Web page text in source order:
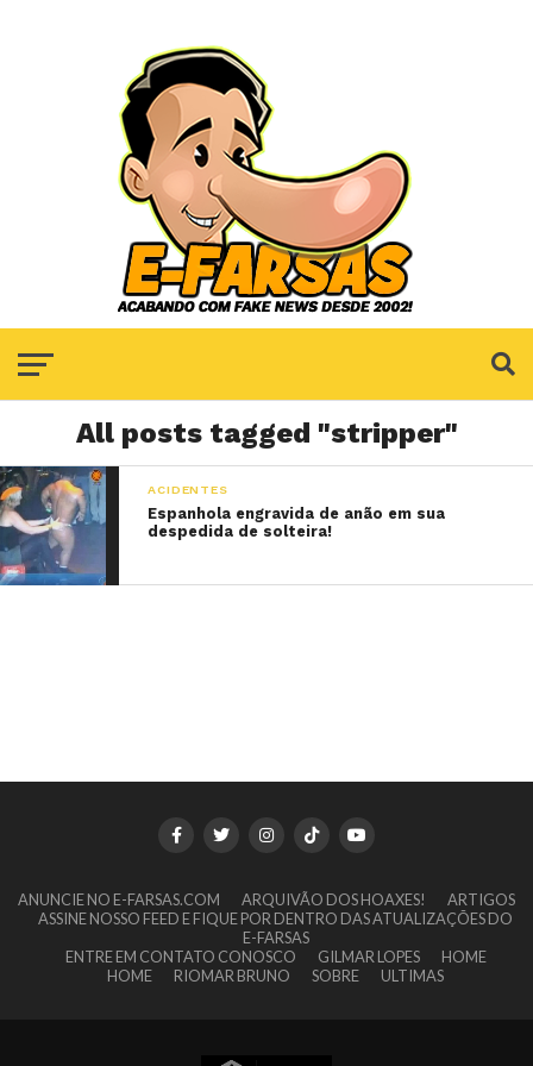
All posts tagged "stripper"
ACIDENTES
Espanhola engravida de anão em sua
despedida de solteira!
ANUNCIE NO E-FARSAS.COM ARQUIVÃO DOS HOAXES!
ARTIGOS
ASSINE NOSSO FEED E FIQUE POR DENTRO DAS ATUALIZAÇÕES DO
E-FARSAS
ENTRE EM CONTATO CONOSCO
GILMAR LOPES
HOME
HOME
RIOMAR BRUNO SOBRE ULTIMAS